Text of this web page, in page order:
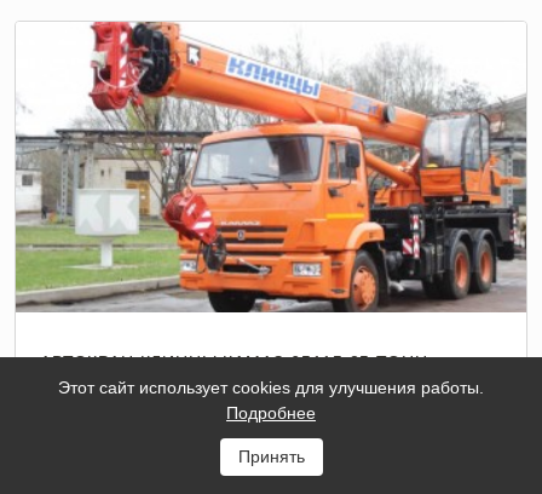
АВТОКРАН КЛИНЦЫ КАМАЗ-65115 25 ТОНН
Этот сайт использует cookies для улучшения работы.
Подробнее
Принять